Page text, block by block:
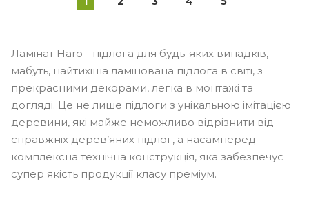
Ламінат Haro - підлога для будь-яких випадків,
мабуть, найтихіша ламінована підлога в світі, з
прекрасними декорами, легка в монтажі та
догляді. Це не лише підлоги з унікальною імітацією
деревини, які майже неможливо відрізнити від
справжніх дерев’яних підлог, а насамперед
комплексна технічна конструкція, яка забезпечує
супер якість продукції класу преміум.